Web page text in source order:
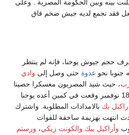
بينه وبين الحكومة المصرية . وعلى
فقد تجمع لديه جيش ضخم فاق
حجم جيوش يوحنا، فإنه لم ينتظر
جنوبا نحو عدوة حتى وصل إلى وادي
، حيث شيد المصريون معسكرا حصينا
ثم تابعت الحملة زحفها. وفي 18 نوفمبر وقعت في كمين أعده يوحنا
بك بالامدادات المطلوبة. واشترك
انتهت بهزيمة ساحقة للقوات
وأراكيل بيك والكونت زيكي، ورستم